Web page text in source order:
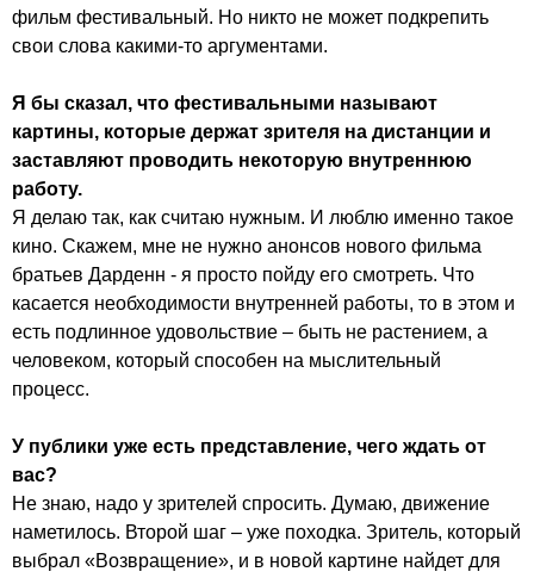
фильм фестивальный. Но никто не может подкрепить
свои слова какими-то аргументами.
Я бы сказал, что фестивальными называют
картины, которые держат зрителя на дистанции и
заставляют проводить некоторую внутреннюю
работу.
Я делаю так, как считаю нужным. И люблю именно такое
кино. Скажем, мне не нужно анонсов нового фильма
братьев Дарденн - я просто пойду его смотреть. Что
касается необходимости внутренней работы, то в этом и
есть подлинное удовольствие – быть не растением, а
человеком, который способен на мыслительный
процесс.
У публики уже есть представление, чего ждать от
вас?
Не знаю, надо у зрителей спросить. Думаю, движение
наметилось. Второй шаг – уже походка. Зритель, который
выбрал «Возвращение», и в новой картине найдет для